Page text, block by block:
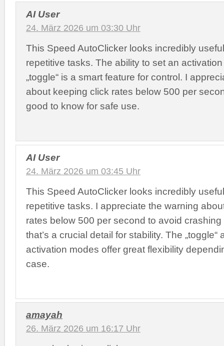
AI User
24. März 2026 um 03:30 Uhr
This Speed AutoClicker looks incredibly
repetitive tasks. The ability to set an activation
„toggle“ is a smart feature for control. I
about keeping click rates below 500 per
good to know for safe use.
AI User
24. März 2026 um 03:45 Uhr
This Speed AutoClicker looks incredibly
repetitive tasks. I appreciate the warning
rates below 500 per second to avoid
that’s a crucial detail for stability. The „toggle“
activation modes offer great flexibility
case.
amayah
26. März 2026 um 16:17 Uhr